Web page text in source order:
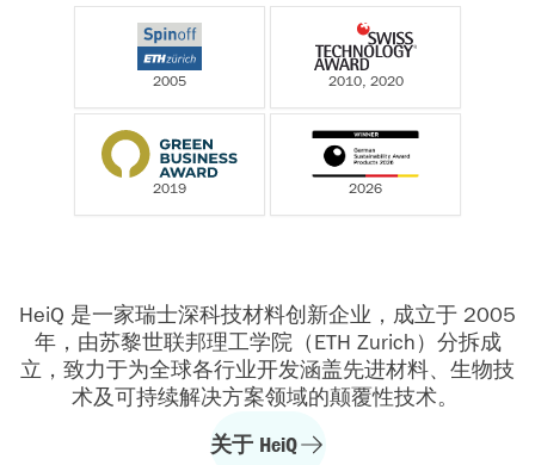
2005 2010, 2020
2019 2026
HeiQ 是一家瑞士深科技材料创新企业，成立于 2005
年，由苏黎世联邦理工学院（ETH Zurich）分拆成
立，致力于为全球各行业开发涵盖先进材料、生物技
术及可持续解决方案领域的颠覆性技术。
关于 HeiQ